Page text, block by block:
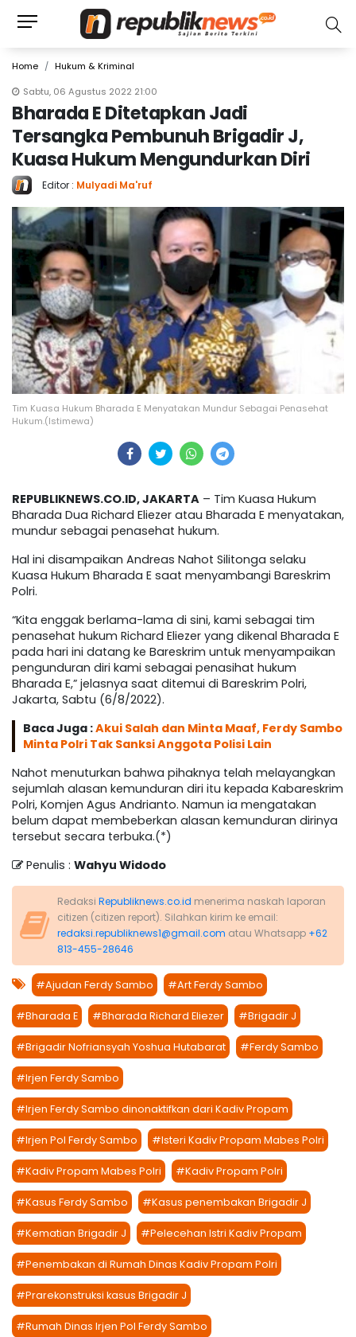
Home
Hukum & Kriminal
Sabtu, 06 Agustus 2022 21:00
Bharada E Ditetapkan Jadi
Tersangka Pembunuh Brigadir J,
Kuasa Hukum Mengundurkan Diri
Editor : Mulyadi Ma'ruf
Tim Kuasa Hukum Bharada E Menyatakan Mundur Sebagai Penasehat
Hukum.(Istimewa)
REPUBLIKNEWS.CO.ID, JAKARTA – Tim Kuasa Hukum
Bharada Dua Richard Eliezer atau Bharada E menyatakan,
mundur sebagai penasehat hukum.
Hal ini disampaikan Andreas Nahot Silitonga selaku
Kuasa Hukum Bharada E saat menyambangi Bareskrim
Polri.
“Kita enggak berlama-lama di sini, kami sebagai tim
penasehat hukum Richard Eliezer yang dikenal Bharada E
pada hari ini datang ke Bareskrim untuk menyampaikan
pengunduran diri kami sebagai penasihat hukum
Bharada E,” jelasnya saat ditemui di Bareskrim Polri,
Jakarta, Sabtu (6/8/2022).
Baca Juga :Akui Salah dan Minta Maaf, Ferdy Sambo
Minta Polri Tak Sanksi Anggota Polisi Lain
Nahot menuturkan bahwa pihaknya telah melayangkan
sejumlah alasan kemunduran diri itu kepada Kabareskrim
Polri, Komjen Agus Andrianto. Namun ia mengatakan
belum dapat membeberkan alasan kemunduran dirinya
tersebut secara terbuka.(*)
Penulis : Wahyu Widodo
Redaksi Republiknews.co.id menerima naskah laporan
citizen (citizen report). Silahkan kirim ke email:
redaksi.republiknews1@gmail.com atau Whatsapp +62
813-455-28646
#Ajudan Ferdy Sambo #Art Ferdy Sambo
#Bharada E #Bharada Richard Eliezer #Brigadir J
#Brigadir Nofriansyah Yoshua Hutabarat #Ferdy Sambo
#Irjen Ferdy Sambo
#Irjen Ferdy Sambo dinonaktifkan dari Kadiv Propam
#Irjen Pol Ferdy Sambo #Isteri Kadiv Propam Mabes Polri
#Kadiv Propam Mabes Polri #Kadiv Propam Polri
#Kasus Ferdy Sambo #Kasus penembakan Brigadir J
#Kematian Brigadir J #Pelecehan Istri Kadiv Propam
#Penembakan di Rumah Dinas Kadiv Propam Polri
#Prarekonstruksi kasus Brigadir J
#Rumah Dinas Irjen Pol Ferdy Sambo